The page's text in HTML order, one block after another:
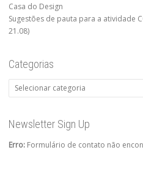
Casa do Design
Sugestões de pauta para a atividade
21.08)
Categorias
Categorias
Newsletter Sign Up
Erro: Formulário de contato não